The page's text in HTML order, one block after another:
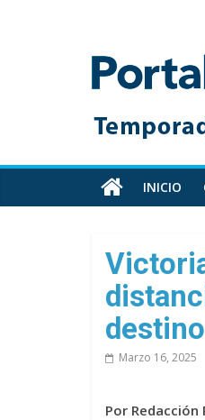
Toda
información
cruceros
en
un
sitio
INICIO
Marzo 16, 2025
Por